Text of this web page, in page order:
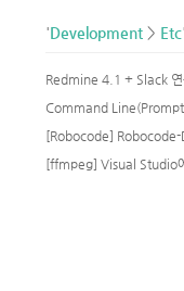
'Development > Etc
Redmine 4.1 + Slack
[Robocode] Robocode-